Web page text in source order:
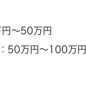
円～50万円
：50万円～100万円